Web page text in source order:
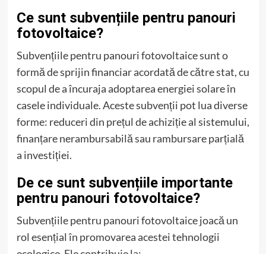
Ce sunt subvențiile pentru panouri
fotovoltaice?
Subvențiile pentru panouri fotovoltaice sunt o
formă de sprijin financiar acordată de către stat, cu
scopul de a încuraja adoptarea energiei solare în
casele individuale. Aceste subvenții pot lua diverse
forme: reduceri din prețul de achiziție al sistemului,
finanțare nerambursabilă sau rambursare parțială
a investiției.
De ce sunt subvențiile importante
pentru panouri fotovoltaice?
Subvențiile pentru panouri fotovoltaice joacă un
rol esențial în promovarea acestei tehnologii